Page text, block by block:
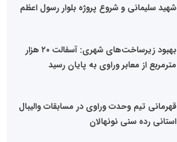
شهید سلیمانی و شروع پروژه بلوار رسول اعظم
بهبود زیرساخت‌های شهری: آسفالت ۲۰ هزار
مترمربع از معابر وراوی به پایان رسید
قهرمانی تیم وحدت وراوی در مسابقات والیبال
استانی رده سنی نونهالان